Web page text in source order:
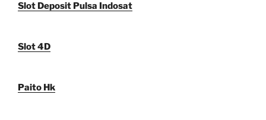
Slot Deposit Pulsa Indosat
Slot 4D
Paito Hk